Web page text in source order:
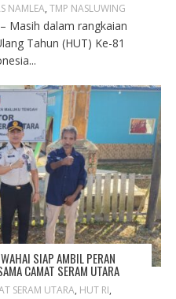
NAMLEA, TMP NASLUWING
Masih dalam rangkaian
Tahun (HUT) Ke-81
SIAP AMBIL PERAN
CAMAT SERAM UTARA
SERAM UTARA, HUT RI,